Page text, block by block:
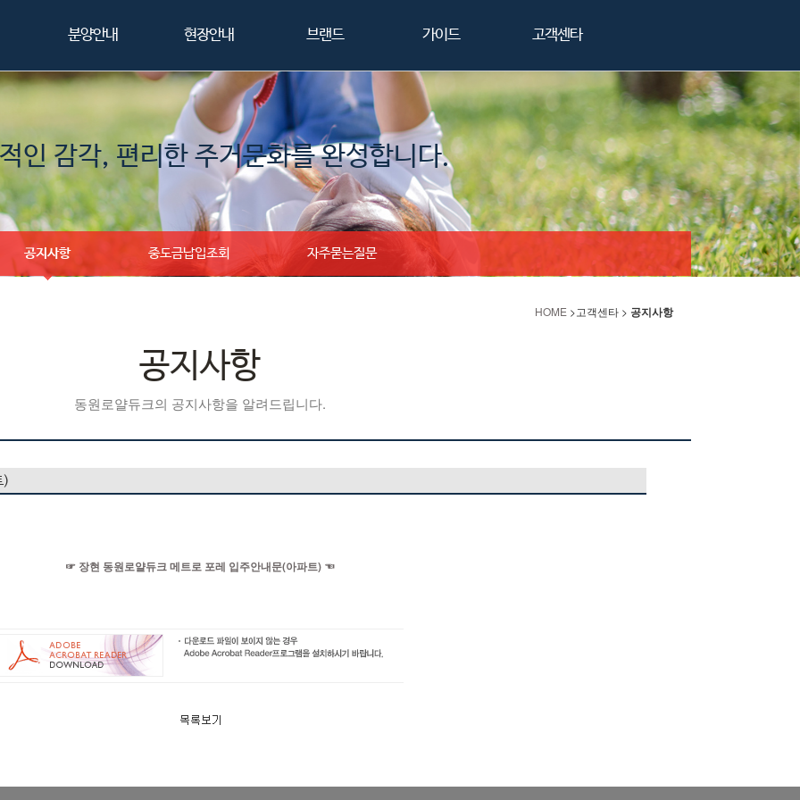
분양안내 현장안내 브랜드 가이드 고객센타
인 감각, 편리한 주거문화를 완성합니다.
공지사항 중도금납입조회 자주묻는질문
HOME >고객센타 > 공지사항
공지사항
동원로얄듀크의 공지사항을 알려드립니다.
)
☞ 장현 동원로얄듀크 메트로 포레 입주안내문(아파트) ☜